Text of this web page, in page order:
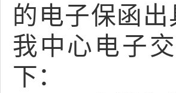
的电子保函
我中心电子
下：